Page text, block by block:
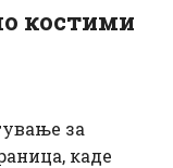
костими
за
каде